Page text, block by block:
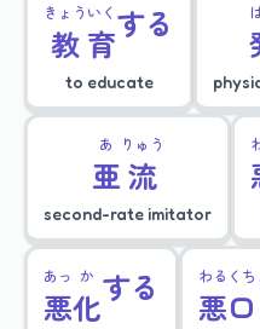
教
きょう
育
いく する
to educate
亜
あ
流
りゅう
second-rate imitator
悪
あっ
化
か する 悪
わる
口
くち